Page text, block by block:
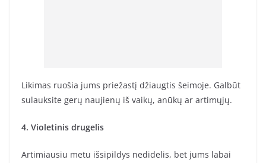
Likimas ruošia jums priežastį džiaugtis šeimoje. Galbūt
sulauksite gerų naujienų iš vaikų, anūkų ar artimųjų.
4. Violetinis drugelis
Artimiausiu metu išsipildys nedidelis, bet jums labai